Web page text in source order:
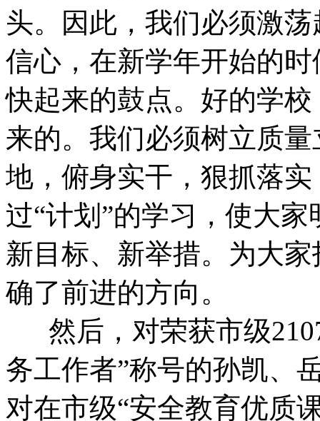
头。因此，我们必须激
信心，在新学年开始的
快起来的鼓点。好的学
来的。我们必须树立质
地，俯身实干，狠抓落
过“计划”的学习，使大
新目标、新举措。为大
确了前进的方向。
然后，对荣获市级
务工作者”称号的孙凯、
对在市级“安全教育优质